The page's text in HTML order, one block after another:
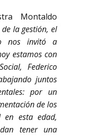
Montaldo
de la gestión, el
nos invitó a
estamos con
Federico
juntos
por un
de los
en esta edad,
tener una